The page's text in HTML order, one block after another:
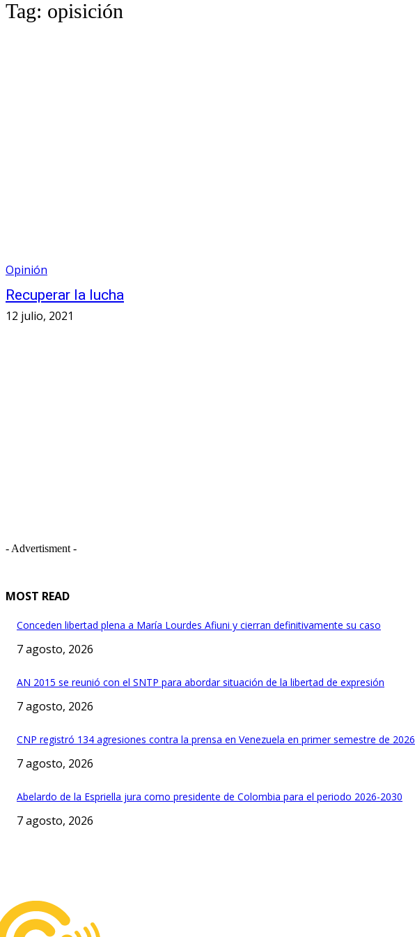
Tag: opisición
Opinión
Recuperar la lucha
12 julio, 2021
- Advertisment -
MOST READ
Conceden libertad plena a María Lourdes Afiuni y cierran definitivamente su caso
7 agosto, 2026
AN 2015 se reunió con el SNTP para abordar situación de la libertad de expresión
7 agosto, 2026
CNP registró 134 agresiones contra la prensa en Venezuela en primer semestre de 2026
7 agosto, 2026
Abelardo de la Espriella jura como presidente de Colombia para el periodo 2026-2030
7 agosto, 2026